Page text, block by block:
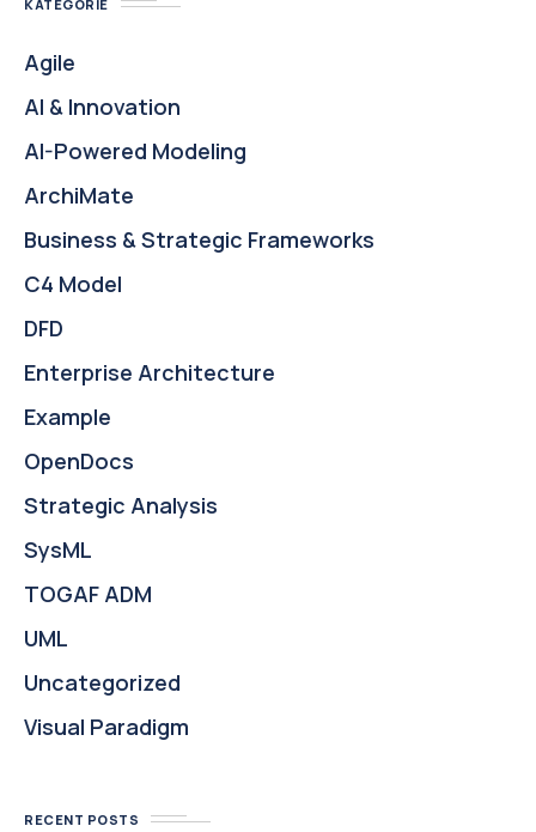
KATEGORIE
Agile
AI & Innovation
AI-Powered Modeling
ArchiMate
Business & Strategic Frameworks
C4 Model
DFD
Enterprise Architecture
Example
OpenDocs
Strategic Analysis
SysML
TOGAF ADM
UML
Uncategorized
Visual Paradigm
RECENT POSTS